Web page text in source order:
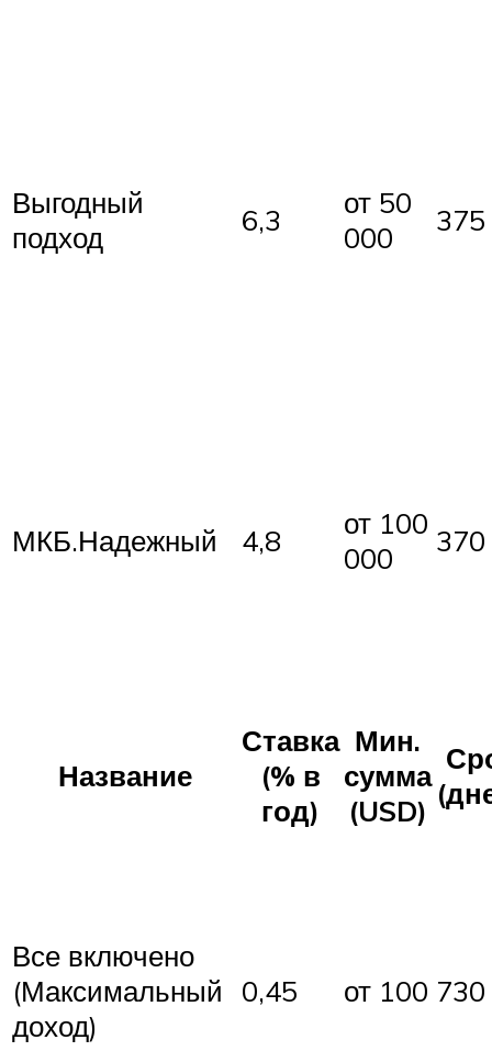
Выгодный
подход
6,3
от 50
000
375
МКБ.Надежный 4,8
от 100
000
370
Название
Ставка
(% в
год)
Мин.
сумма
(USD)
Все включено
(Максимальный
доход)
0,45 от 100 730